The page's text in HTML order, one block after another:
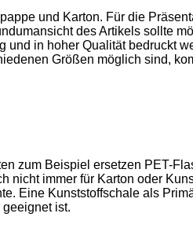
und Karton. Für die
des Artikels sollte
in hoher Qualität bedruckt
Größen möglich sind,
zum Beispiel ersetzen PET-
immer für Karton oder
Eine Kunststoffschale als
ist.